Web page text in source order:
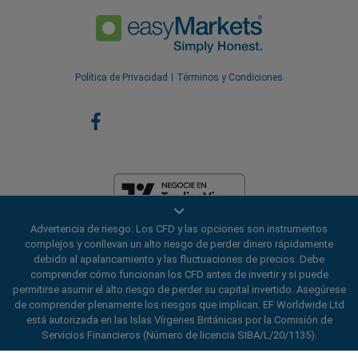
Política de Privacidad Términos y Condiciones
EF Worldwide Ltd está licenciada en las Islas Vírgenes Británicas por la
Comisión de Servicios Financieros (Número de Licencia
SIBA/L/20/1135). easyMarkets es un nombre comercial de EF
Worldwide Ltd, número de registro: 2031075. Este sitio web es operado
por EF Worldwide Limited (parte del grupo Blue Capital Markets). Este
sitio web no está dirigido a residentes de Japón e India.
EF Worldwide Ltd no presta servicios a
residentes de ciertas regiones, como Estados Unidos de América,
Advertencia de riesgo: Los CFD y las opciones son instrumentos
complejos y conllevan un alto riesgo de perder dinero rápidamente
debido al apalancamiento y las fluctuaciones de precios. Debe
comprender cómo funcionan los CFD antes de invertir y si puede
permitirse asumir el alto riesgo de perder su capital invertido. Asegúrese
de comprender plenamente los riesgos que implican. EF Worldwide Ltd
está autorizada en las Islas Vírgenes Británicas por la Comisión de
Servicios Financieros (Número de licencia SIBA/L/20/1135).